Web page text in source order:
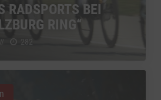
RADSPORTS BEI
RING“
// 282